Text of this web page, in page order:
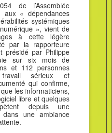
de l’Assemblée
aux « dépendances
systémiques
», vient de
à cette légère
par la rapporteure
présidé par Philippe
sur six mois de
et 112 personnes
sérieux et
qui confirme,
les informaticiens,
libre et quelques
depuis une
dans une ambiance